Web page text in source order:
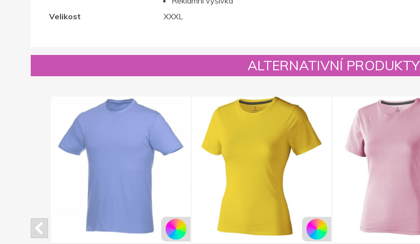
Velikost
XXXL
ALTERNATIVNÍ PRODUKTY